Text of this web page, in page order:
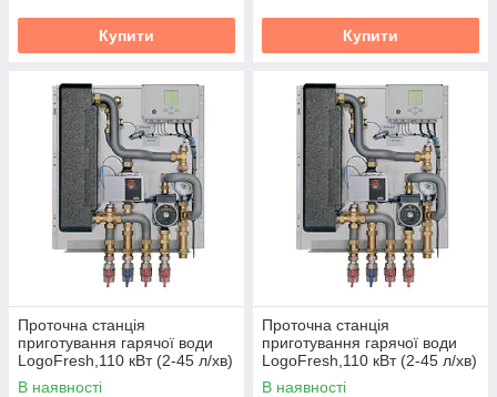
Купити Купити
Проточна станція
приготування гарячої води
LogoFresh,110 кВт (2-45 л/хв)
з рецерк. Meibes
В наявності
Проточна станція
приготування гарячої води
LogoFresh,110 кВт (2-45 л/хв)
без рецерк. Meibes
В наявності